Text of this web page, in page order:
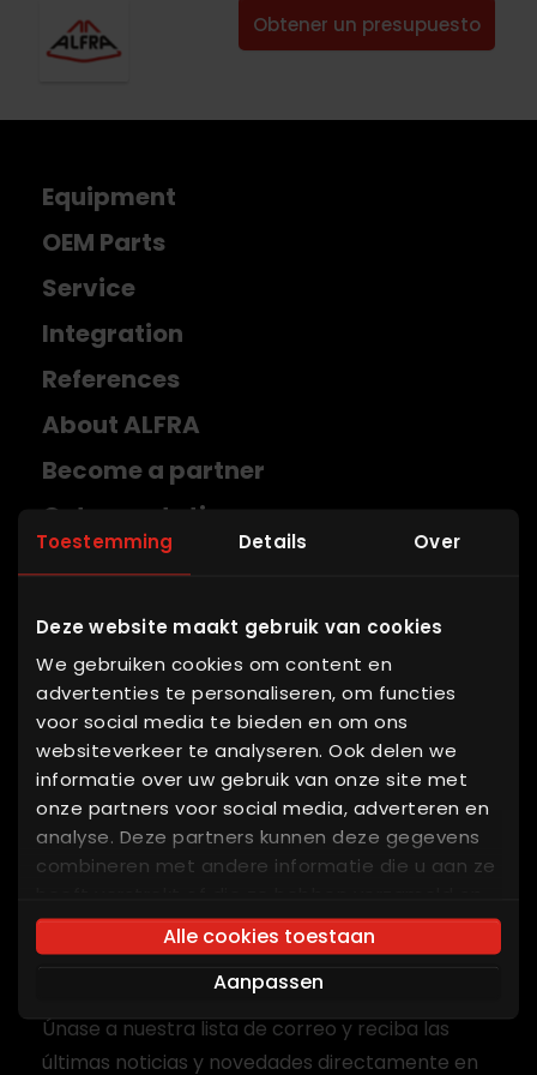
Toestemming Details Over
Deze website maakt gebruik van cookies
We gebruiken cookies om content en
advertenties te personaliseren, om functies
voor social media te bieden en om ons
websiteverkeer te analyseren. Ook delen we
informatie over uw gebruik van onze site met
onze partners voor social media, adverteren en
analyse. Deze partners kunnen deze gegevens
combineren met andere informatie die u aan ze
basis van uw gebruik van hun services. U gaat
akkoord met onze cookies als u onze website
Alle cookies toestaan
Aanpassen
Obtener un presupuesto
Equipment
OEM Parts
Service
Integration
References
About ALFRA
Become a partner
Get a quotation
Enlaces interesantes
Sistema de produccion
Sistema de pesaje
Tolva de pesaje
Material a granel
Transferencia limpio
Suscríbase a nuestro boletín
Únase a nuestra lista de correo y reciba las
últimas noticias y novedades directamente en